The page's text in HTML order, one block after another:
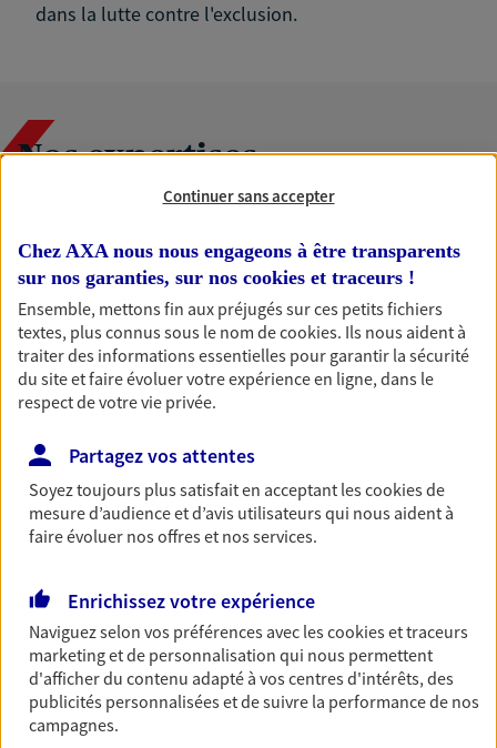
dans la lutte contre l'exclusion.
Nos expertises
Accompagner les
professionnels et les
entreprises
Comme vous, nous sommes des indépendants. Nous
bâtissons ensemble des solutions cohérentes pour
protéger votre activité, vos collaborateurs... mais aussi
Accompagner vos projets de
vie
Autant de moments de vie qui nécessitent des solutions
d'assurance et d'épargne. Recevez un conseil d'expert
cohérent avec vos besoins
Identifier les risques au sein de
Continuer sans accepter
Chez AXA nous nous engageons à être transparents
sur nos garanties, sur nos cookies et traceurs !
Ensemble, mettons fin aux préjugés sur ces petits fichiers
textes, plus connus sous le nom decookies. Ils nous aident à
traiter des informations essentielles pour garantir la sécurité
du site et faire évoluer votre expérience en ligne, dans le
respect de votre vie privée.
Partagez vos attentes
Soyez toujours plus satisfait en acceptant lescookiesde
mesure d’audience et d’avis utilisateurs qui nous aident à
faire évoluer nos offres et nos services.
Enrichissez votre expérience
Naviguez selon vos préférences avec lescookies et traceurs
marketing et de personnalisation qui nous permettent
d'afficher du contenu adapté à vos centres d'intérêts, des
publicités personnalisées et de suivre la performance de nos
campagnes.